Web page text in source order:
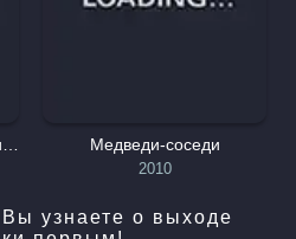
Снежная Королева: Хранители Чудес Медведи-соседи
2010
узнаете о выходе